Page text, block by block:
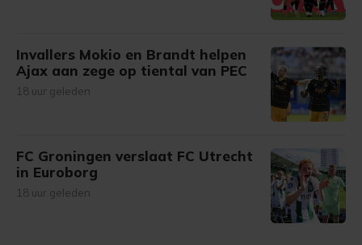
Invallers Mokio en Brandt helpen
Ajax aan zege op tiental van PEC
18 uur geleden
FC Groningen verslaat FC Utrecht
in Euroborg
18 uur geleden